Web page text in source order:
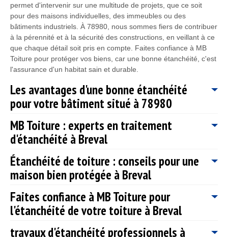
permet d'intervenir sur une multitude de projets, que ce soit
pour des maisons individuelles, des immeubles ou des
bâtiments industriels. À 78980, nous sommes fiers de contribuer
à la pérennité et à la sécurité des constructions, en veillant à ce
que chaque détail soit pris en compte. Faites confiance à MB
Toiture pour protéger vos biens, car une bonne étanchéité, c'est
l'assurance d'un habitat sain et durable.
Les avantages d'une bonne étanchéité
pour votre bâtiment situé à 78980
En tant que représentant de MB Toiture, je ne saurais trop
insister sur l'importance d'une bonne étanchéité pour votre
ne se contente pas de protéger votre structure contre les
infiltrations d'eau, elle assure également une isolation thermique
et acoustique optimale, réduisant ainsi vos factures d'énergie et
savons que les conditions climatiques à Breval peuvent être
capricieuses, avec des pluies abondantes et des températures
tranquillité d'esprit, vous protégeant des dommages potentiels
MB Toiture : experts en traitement
d'étanchéité à Breval
Chez MB Toiture, nous nous consacrons à fournir des solutions
d'étanchéité inégalées à Breval. Forts de notre expertise et de
notre passion pour notre métier, nous comprenons l'importance
d'une protection efficace contre l'humidité et les infiltrations
d'eau, facteurs souvent sous-estimés, mais cruciaux pour la
durabilité des infrastructures. Situés au cœur de Breval, 78980,
nous nous engageons à offrir à notre clientèle des services sur
Étanchéité de toiture : conseils pour une
maison bien protégée à Breval
À MB Toiture, nous comprenons l'importance cruciale de
l'étanchéité de toiture pour garantir le confort et la sécurité de
découvrir des fuites lors des intempéries. Pour prévenir de tels
Faites confiance à MB Toiture pour
l'étanchéité de votre toiture à Breval
Chez MB Toiture, nous comprenons l'importance d'une toiture
travaux d'étanchéité professionnels à